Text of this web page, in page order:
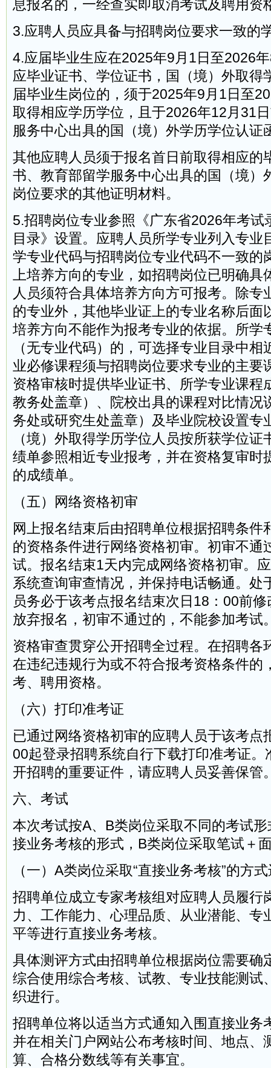
息报名的，一经查实即取消考试及聘用资
3.应聘人员应具备与招聘岗位要求一致的
4.应届毕业生应在2025年9月1日至2026
应毕业证书、学位证书，国（境）外取得
届毕业生岗位的，须于2025年9月1日至
取得相应学历学位，且于2026年12月31
服务中心出具的国（境）外学历学位认证
其他应聘人员须于报名首日前取得相应的
书、教育部留学服务中心出具的国（境）
岗位要求的其他证明材料。
5.招聘岗位专业参照《广东省2026年考试
目录》设置。应聘人员所学专业列入专业
学专业代码与招聘岗位专业代码不一致的
上培养方向的专业，如招聘岗位已明确具
人员须符合具体培养方向方可报考。除专
的专业外，其他毕业证上的专业名称后面
培养方向不能作为报考专业的依据。所学
（无专业代码）的，可选择专业目录中
业必修课程须与招聘岗位要求专业的主要
资格审核时提供毕业证书、所学专业课程
教务处盖章）、院校出具的课程对比情况
务处或研究生处盖章）及毕业院校设置专
（境）外取得学历学位人员按所获学位
绩单参照相近专业报考，并在资格复审时
的成绩单。
（五）网络资格初审
网上报名结束后由招聘单位根据招聘条件
的资格条件进行网络资格初审。初审不通
试。报名结束1天内完成网络资格初审。
系统查询审查情况，并保持电话畅通。处
员务必于该考点报名结束次日18：00前
放弃报名，初审不通过的，不能参加考试
资格审查贯穿公开招聘全过程。在招聘各
在违纪违规行为或不符合报考资格条件的
考、聘用资格。
（六）打印准考证
已通过网络资格初审的应聘人员于该考点
00起登录招聘系统自行下载打印准考证。
开招聘的重要证件，请应聘人员妥善保管
六、考试
本次考试按A、B类岗位采取不同的考试
接业务考核的形式，B类岗位采取笔试＋
（一）A类岗位采取“直接业务考核”的方
招聘单位成立专家考核组对应聘人员履行
力、工作能力、心理品质、从业潜能、专
平等进行直接业务考核。
具体测评方式由招聘单位根据岗位需要确
综合使用综合考核、试教、专业技能测试
织进行。
招聘单位将以适当方式通知入围直接业务
并在相关门户网站公布考核时间、地点、
算、合格分数线等有关事宜。